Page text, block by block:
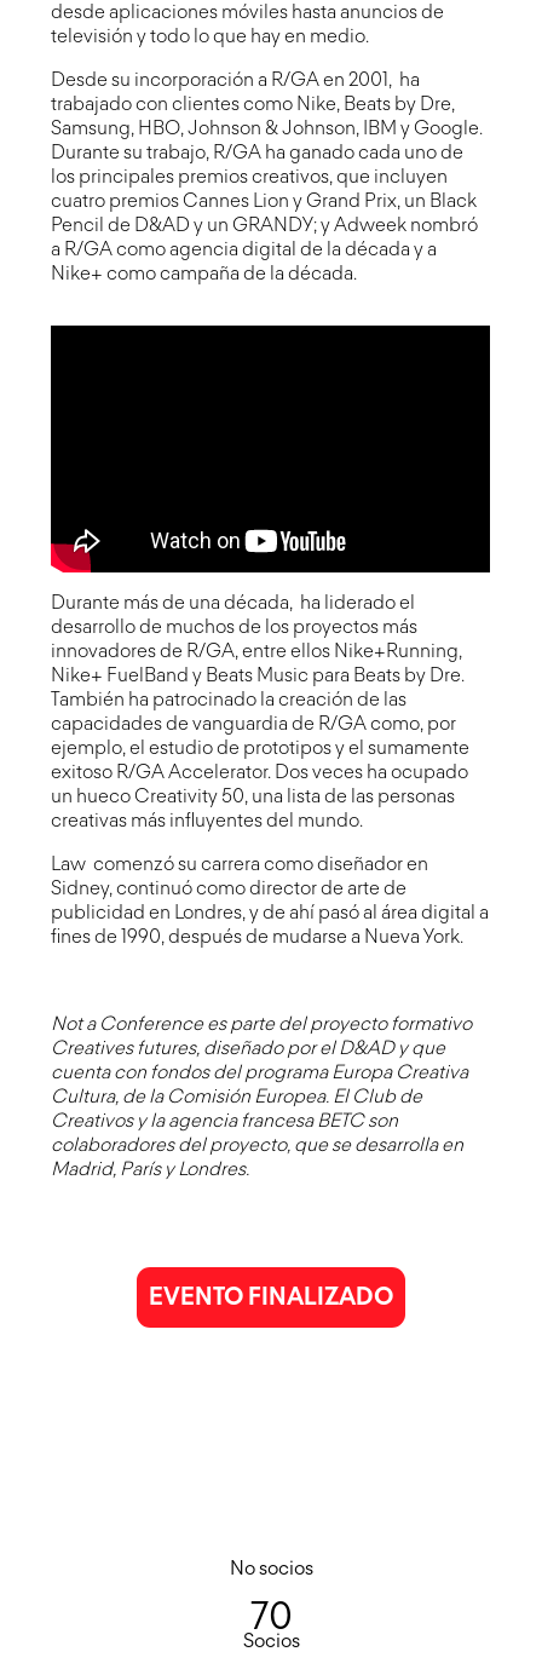
desde aplicaciones móviles hasta anuncios de
televisión y todo lo que hay en medio.
Desde su incorporación a R/GA en 2001, ha
trabajado con clientes como Nike, Beats by Dre,
Samsung, HBO, Johnson & Johnson, IBM y Google.
Durante su trabajo, R/GA ha ganado cada uno de
los principales premios creativos, que incluyen
cuatro premios Cannes Lion y Grand Prix, un Black
Pencil de D&AD y un GRANDY; yAdweek nombró
a R/GA como agencia digital de la década y a
Nike+ como campaña de la década.
Durante más de una década, ha liderado el
desarrollo de muchos de los proyectos más
innovadores de R/GA, entre ellos Nike+Running,
Nike+ FuelBand y Beats Music para Beats by Dre.
También ha patrocinado la creación de las
capacidades de vanguardia de R/GA como, por
ejemplo, el estudio de prototipos y el sumamente
exitoso R/GA Accelerator. Dos veces ha ocupado
un hueco Creativity 50, una lista de las personas
creativas más influyentes del mundo.
Law comenzó su carrera como diseñador en
Sidney, continuó como director de arte de
publicidad en Londres, y de ahí pasó al área digital a
fines de 1990, después de mudarse a Nueva York.
Not a Conference es parte del proyecto formativo
Creatives futures, diseñado por elD&ADy que
cuenta con fondos del programa Europa Creativa
Cultura, de la Comisión Europea. El Club de
Creativos y la agencia francesaBETCson
colaboradores del proyecto, que se desarrolla en
Madrid, París y Londres.
EVENTO FINALIZADO
No socios
70
Socios